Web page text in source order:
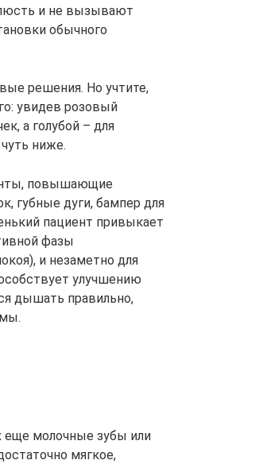
и не вызывают
обычного
решения. Но учтите,
увидев розовый
а голубой – для
ниже.
повышающие
губные дуги, бампер для
пациент привыкает
фазы
и незаметно для
улучшению
дышать правильно,
еще молочные зубы или
мягкое,